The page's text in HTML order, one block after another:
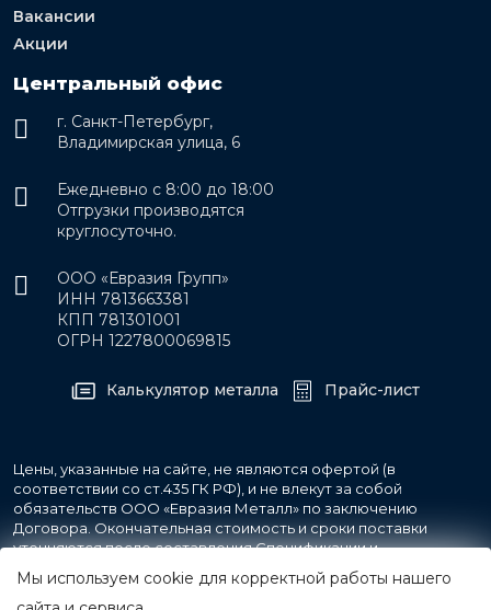
Вакансии
Акции
Центральный офис
г. Санкт-Петербург,
Владимирская улица, 6
Ежедневно с 8:00 до 18:00
Отгрузки производятся
круглосуточно.
ООО «Евразия Групп»
ИНН 7813663381
КПП 781301001
ОГРН 1227800069815
Калькулятор металла Прайс-лист
Цены, указанные на сайте, не являются офертой (в
соответствии со ст.435 ГК РФ), и не влекут за собой
обязательств ООО «Евразия Металл» по заключению
Договора. Окончательная стоимость и сроки поставки
уточняются после составления Спецификации и
фиксируются в Счете на оплату, а также Спецификации на
поставку товара.
Мы используем cookie для корректной работы нашего